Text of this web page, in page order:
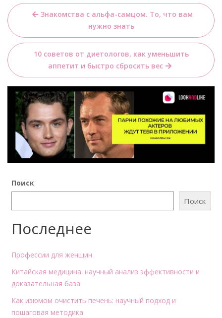
Навигация
по
записям
Знакомства с альфа-самцом. То, что вам
нужно знать
10 советов от диетологов, как уменьшить
аппетит и быстро сбросить вес
Поиск
Поиск
Последнее
Профессии для женщин
Китайская медицина: научный анализ эффективности и
доказательная база
Как изюмом очистить печень: научный подход и
пошаговая методика